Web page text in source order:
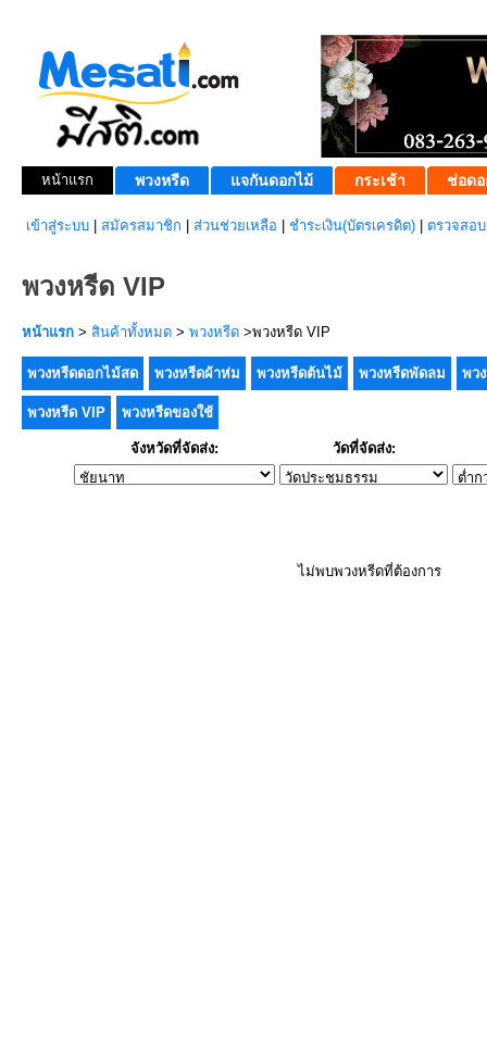
หน้าแรก พวงหรีด แจกันดอกไม้ กระเช้า ช่อดอ
เข้าสู่ระบบ สมัครสมาชิก ส่วนช่วยเหลือ ชำระเงิน(บัตรเครดิต) ตรวจสอ
พวงหรีด VIP
หน้าแรก > สินค้าทั้งหมด > พวงหรีด >พวงหรีด VIP
พวงหรีดดอกไม้สด พวงหรีดผ้าห่ม พวงหรีดต้นไม้ พวงหรีดพัดลม พว
พวงหรีด VIP พวงหรีดของใช้
จังหวัดที่จัดส่ง: วัดที่จัดส่ง:
ไม่พบพวงหรีดที่ต้องการ